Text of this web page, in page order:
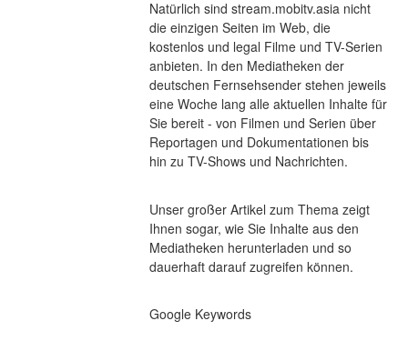
Natürlich sind stream.mobitv.asia nicht
die einzigen Seiten im Web, die
kostenlos und legal Filme und TV-Serien
anbieten. In den Mediatheken der
deutschen Fernsehsender stehen jeweils
eine Woche lang alle aktuellen Inhalte für
Sie bereit - von Filmen und Serien über
Reportagen und Dokumentationen bis
hin zu TV-Shows und Nachrichten.
Unser großer Artikel zum Thema zeigt
Ihnen sogar, wie Sie Inhalte aus den
Mediatheken herunterladen und so
dauerhaft darauf zugreifen können.
Google Keywords